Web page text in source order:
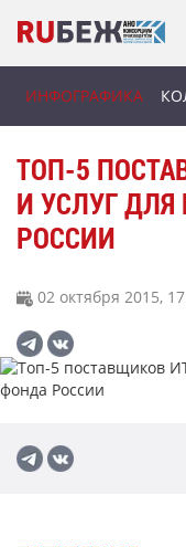
ИНФОГРАФИКА
ТОП-5
И УСЛУГ
РОССИИ
02 октября 2015,